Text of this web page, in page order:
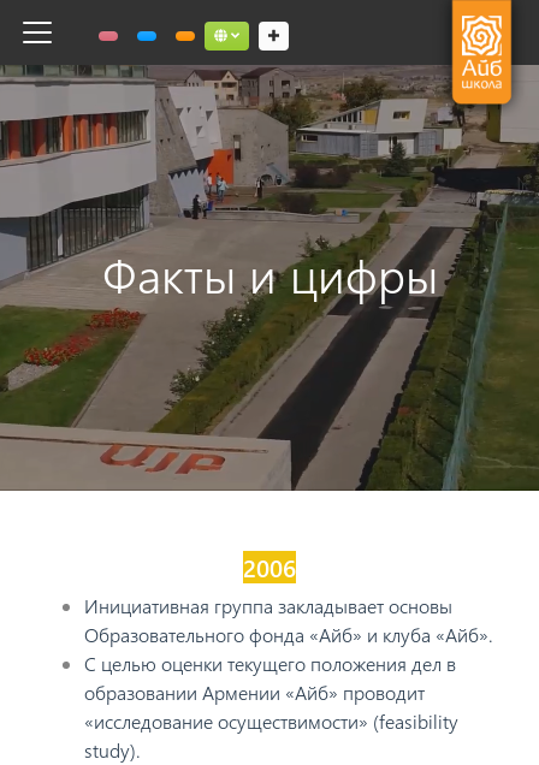
Toggle navigation Social links dropdown button
Факты и цифры
2006
Инициативная группа закладывает основы
Образовательного фонда «Айб» и клуба «Айб».
С целью оценки текущего положения дел в
образовании Армении «Айб» проводит
«исследование осуществимости» (feasibility
study).